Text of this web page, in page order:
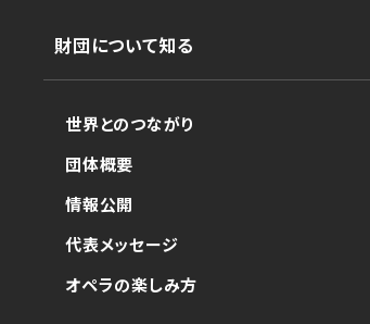
財団について知る
世界とのつながり
団体概要
情報公開
代表メッセージ
オペラの楽しみ方